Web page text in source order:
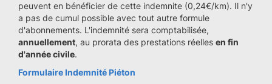
peuvent en bénéficier de cette indemnite (0,24€/km). Il n'y
a pas de cumul possible avec tout autre formule
d'abonnements. L'indemnité sera comptabilisée,
annuellement, au prorata des prestations réelles en fin
d'année civile.
Formulaire Indemnité Piéton